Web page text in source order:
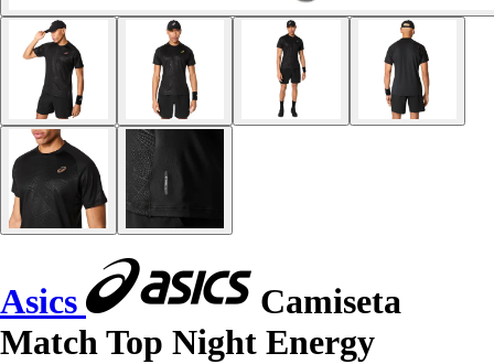
Asics
Camiseta
Match Top Night Energy